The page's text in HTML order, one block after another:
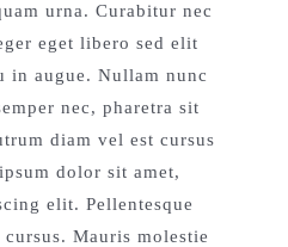
urna. Curabitur nec
eget libero sed elit
in augue. Nullam nunc
nec, pharetra sit
diam vel est cursus
dolor sit amet,
elit. Pellentesque
Mauris molestie